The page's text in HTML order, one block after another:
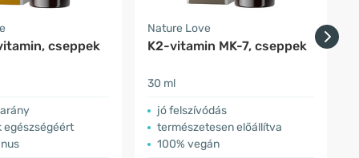
cseppek
egészségéért
Nature Love
K2-vitamin MK-7, cseppek
30 ml
jó felszívódás
természetesen előállítva
100% vegán